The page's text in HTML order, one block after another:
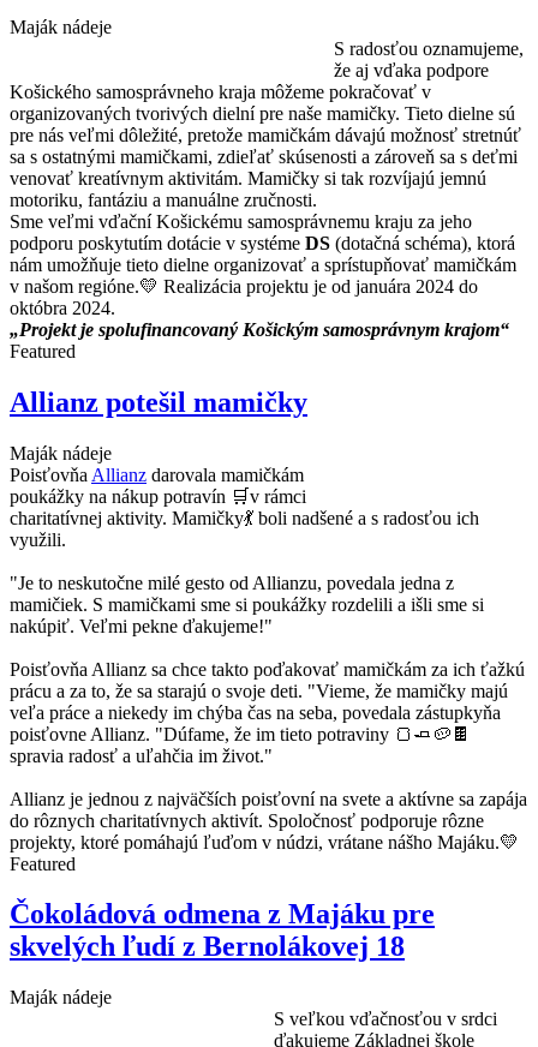
Maják nádeje
S radosťou oznamujeme,
že aj vďaka podpore
Košického samosprávneho kraja môžeme pokračovať v
organizovaných tvorivých dielní pre naše mamičky. Tieto dielne sú
pre nás veľmi dôležité, pretože mamičkám dávajú možnosť stretnúť
sa s ostatnými mamičkami, zdieľať skúsenosti a zároveň sa s deťmi
venovať kreatívnym aktivitám. Mamičky si tak rozvíjajú jemnú
motoriku, fantáziu a manuálne zručnosti.
Sme veľmi vďační Košickému samosprávnemu kraju za jeho
podporu poskytutím dotácie v systéme DS (dotačná schéma), ktorá
nám umožňuje tieto dielne organizovať a sprístupňovať mamičkám
v našom regióne.💛 Realizácia projektu je od januára 2024 do
októbra 2024.
„Projekt je spolufinancovaný Košickým samosprávnym krajom“
Featured
Allianz potešil mamičky
Maják nádeje
Poisťovňa Allianz darovala mamičkám
poukážky na nákup potravín 🛒v rámci
charitatívnej aktivity. Mamičky💃 boli nadšené a s radosťou ich
využili.
"Je to neskutočne milé gesto od Allianzu, povedala jedna z
mamičiek. S mamičkami sme si poukážky rozdelili a išli sme si
nakúpiť. Veľmi pekne ďakujeme!"
Poisťovňa Allianz sa chce takto poďakovať mamičkám za ich ťažkú
prácu a za to, že sa starajú o svoje deti. "Vieme, že mamičky majú
veľa práce a niekedy im chýba čas na seba, povedala zástupkyňa
poisťovne Allianz. "Dúfame, že im tieto potraviny 🍞🧈🥔🍫
spravia radosť a uľahčia im život."
Allianz je jednou z najväčších poisťovní na svete a aktívne sa zapája
do rôznych charitatívnych aktivít. Spoločnosť podporuje rôzne
projekty, ktoré pomáhajú ľuďom v núdzi, vrátane nášho Majáku.💛
Featured
Čokoládová odmena z Majáku pre
skvelých ľudí z Bernolákovej 18
Maják nádeje
S veľkou vďačnosťou v srdci
ďakujeme Základnej škole